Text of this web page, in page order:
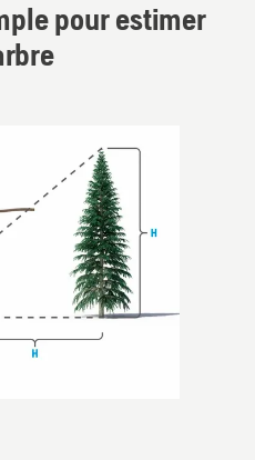
pour estimer